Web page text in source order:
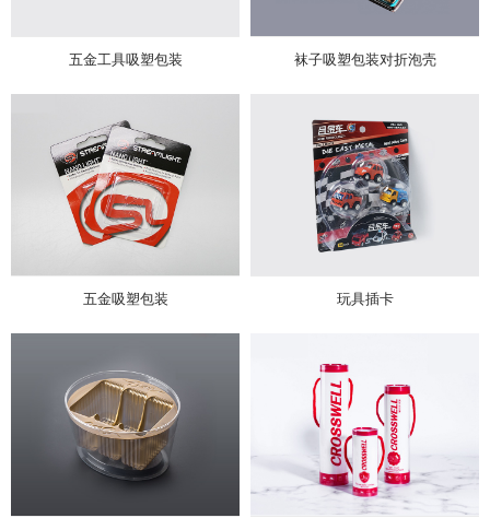
五金工具吸塑包装 袜子吸塑包装对折泡壳
五金吸塑包装 玩具插卡